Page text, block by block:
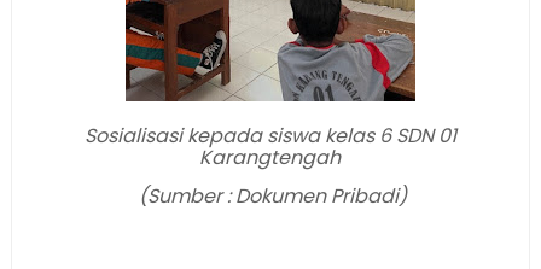
Sosialisasi kepada siswa kelas 6 SDN 01
Karangtengah
(Sumber : Dokumen Pribadi)